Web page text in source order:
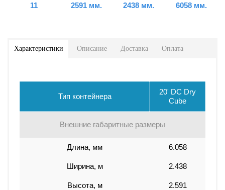
11 2591 мм. 2438 мм. 6058 мм.
Характеристики Описание Доставка Оплата
Тип контейнера
20' DC Dry
Cube
Внешние габаритные размеры
Длина, мм 6.058
Ширина, м 2.438
Высота, м 2.591